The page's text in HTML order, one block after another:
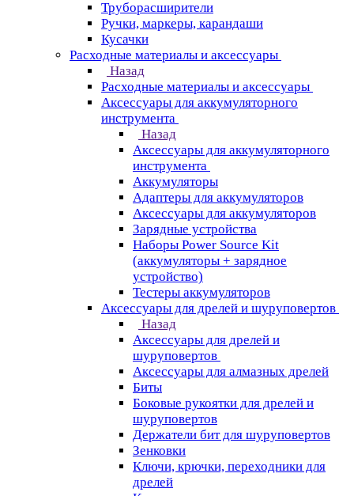
Труборасширители
Ручки, маркеры, карандаши
Кусачки
Расходные материалы и аксессуары
Назад
Расходные материалы и аксессуары
Аксессуары для аккумуляторного
инструмента
Назад
Аксессуары для аккумуляторного
инструмента
Aккумуляторы
Адаптеры для аккумуляторов
Аксессуары для аккумуляторов
Зарядные устройства
Наборы Power Source Kit
(аккумуляторы + зарядное
устройство)
Тестеры аккумуляторов
Аксессуары для дрелей и шуруповертов
Назад
Аксессуары для дрелей и
шуруповертов
Аксессуары для алмазных дрелей
Биты
Боковые рукоятки для дрелей и
шуруповертов
Держатели бит для шуруповертов
Зенковки
Ключи, крючки, переходники для
дрелей